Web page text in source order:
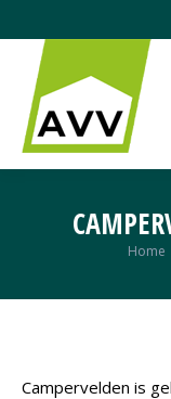
Je
Home
Campervelden is